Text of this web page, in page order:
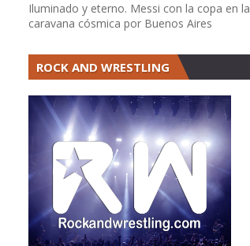
Iluminado y eterno. Messi con la copa en la
caravana cósmica por Buenos Aires
ROCK AND WRESTLING